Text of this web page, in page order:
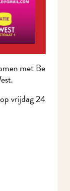
met Be
vrijdag 24